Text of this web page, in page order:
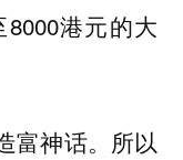
港元的大
富神话。所以